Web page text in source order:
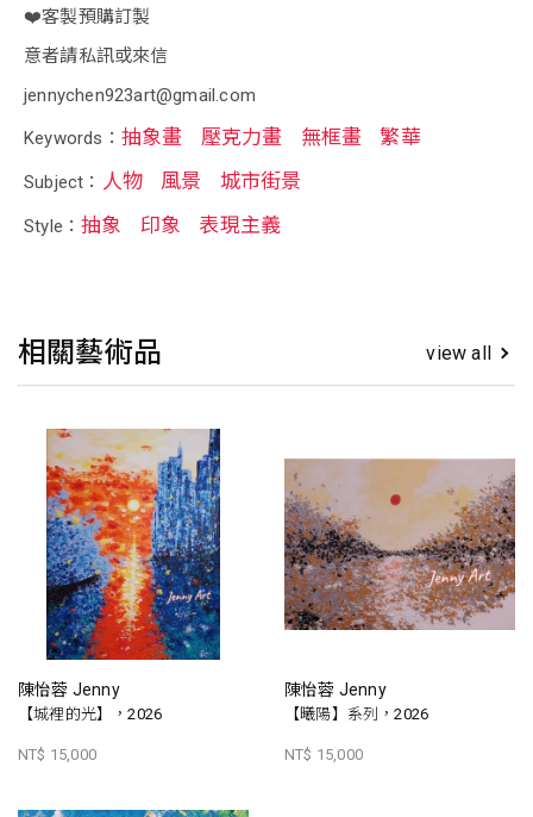
❤️客製預購訂製
意者請私訊或來信
jennychen923art@gmail.com
Keywords： 抽象畫 壓克力畫 無框畫 繁華
Subject： 人物 風景 城市街景
Style：抽象 印象 表現主義
相關藝術品 view all
陳怡蓉 Jenny
【城裡的光】，2026
NT$ 15,000
陳怡蓉 Jenny
【曦陽】系列，2026
NT$ 15,000